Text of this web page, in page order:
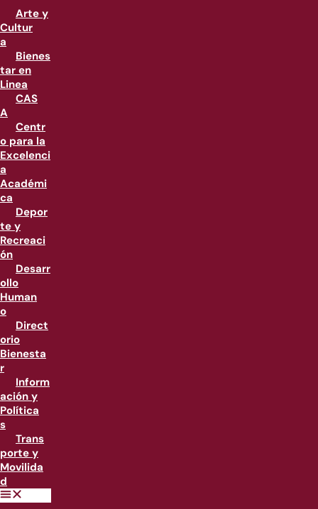
Arte y
Cultur
a
Bienes
tar en
Linea
CAS
A
Centr
o para la
Excelenci
a
Académi
ca
Depor
te y
Recreaci
ón
Desarr
ollo
Human
o
Direct
orio
Bienesta
r
Inform
ación y
Política
s
Trans
porte y
Movilida
d